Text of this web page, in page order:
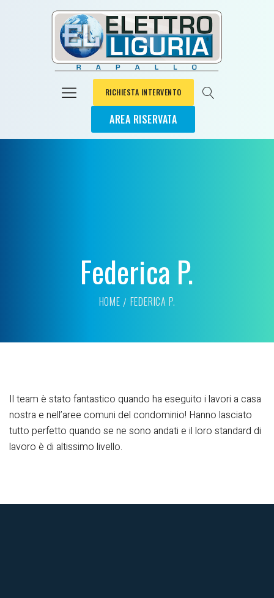
RICHIESTA INTERVENTO
AREA RISERVATA
Federica P.
HOME FEDERICA P.
Il team è stato fantastico quando ha eseguito i lavori a casa
nostra e nell’aree comuni del condominio! Hanno lasciato
tutto perfetto quando se ne sono andati e il loro standard di
lavoro è di altissimo livello.